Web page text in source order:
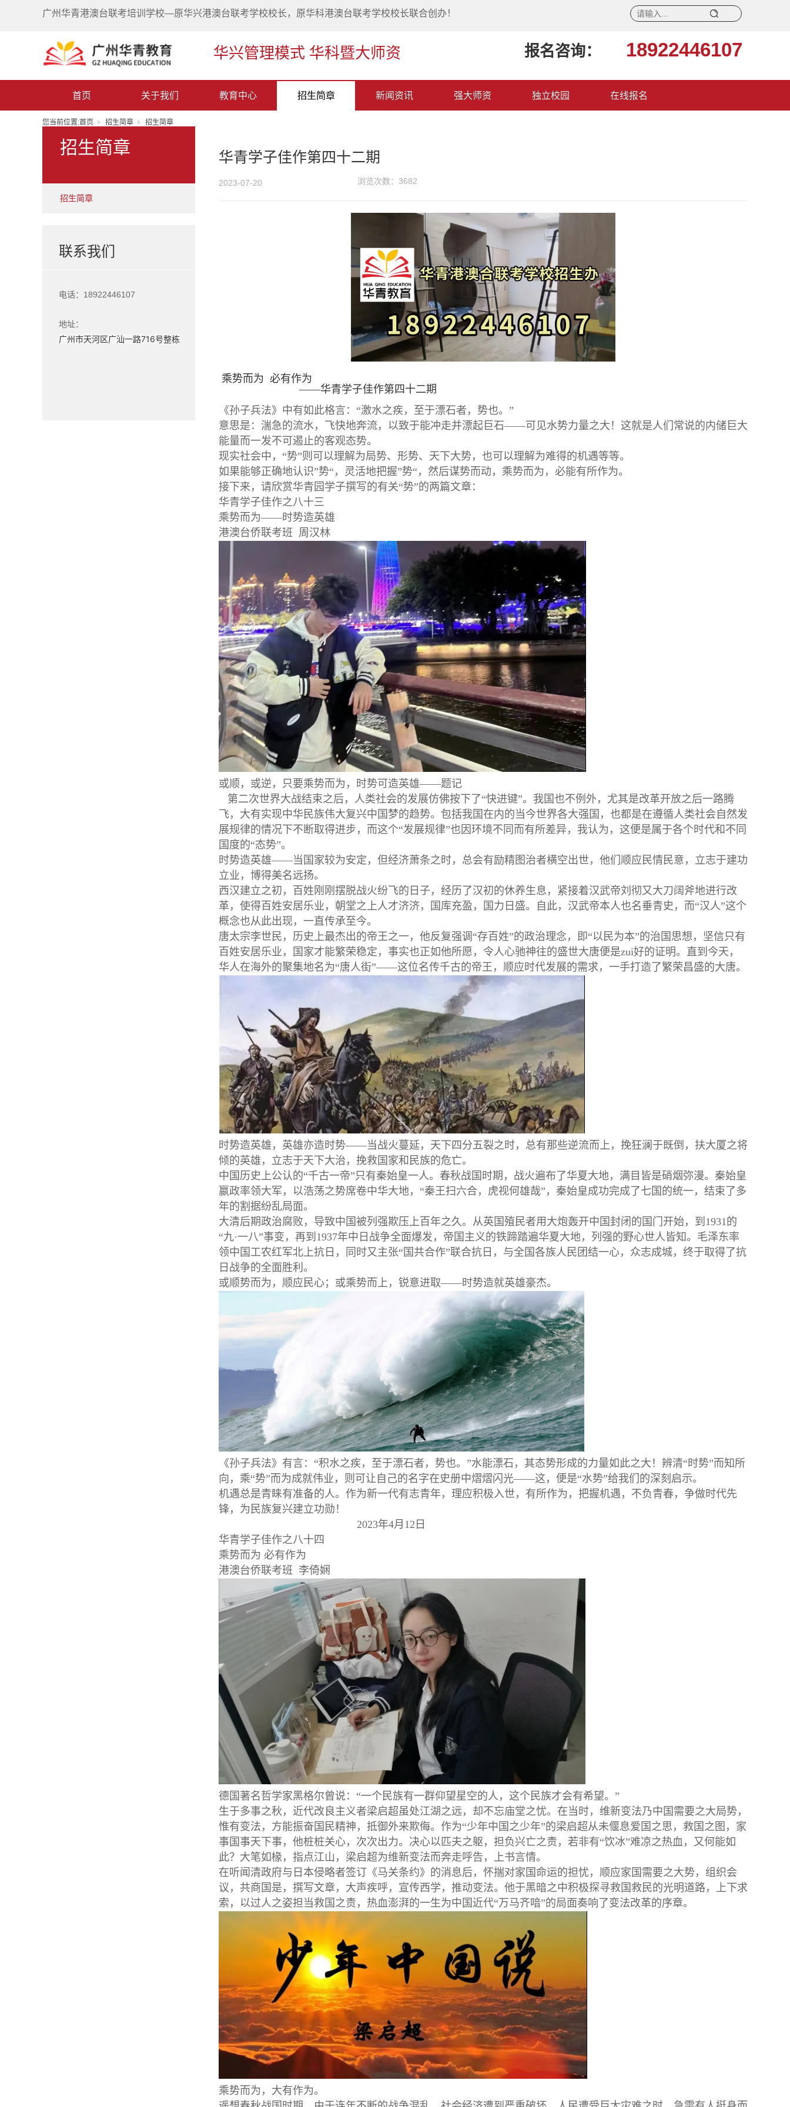
广州华青港澳台联考培训学校—原华兴港澳台联考学校校长，原华科港澳台联考学校校长联合创办！
华兴管理模式 华科暨大师资 报名咨询： 18922446107
首页 关于我们 教育中心 招生简章 新闻资讯 强大师资 独立校园 在线报名
您当前位置:首页 招生简章 招生简章
招生简章
招生简章
联系我们
电话：18922446107
地址：
广州市天河区广汕一路716号整栋
华青学子佳作第四十二期
2023-07-20 浏览次数：3682
乘势而为 必有作为
——华青学子佳作第四十二期
《孙子兵法》中有如此格言：“激水之疾，至于漂石者，势也。”
意思是：湍急的流水，飞快地奔流，以致于能冲走并漂起巨石——可见水势力量之大！这就是人们常说的内储巨大
能量而一发不可遏止的客观态势。
现实社会中，“势”则可以理解为局势、形势、天下大势，也可以理解为难得的机遇等等。
如果能够正确地认识”势“，灵活地把握”势“，然后谋势而动，乘势而为，必能有所作为。
接下来，请欣赏华青园学子撰写的有关“势”的两篇文章：
华青学子佳作之八十三
乘势而为——时势造英雄
港澳台侨联考班 周汉林
或顺，或逆，只要乘势而为，时势可造英雄——题记
第二次世界大战结束之后，人类社会的发展仿佛按下了“快进键”。我国也不例外，尤其是改革开放之后一路腾
飞，大有实现中华民族伟大复兴中国梦的趋势。包括我国在内的当今世界各大强国，也都是在遵循人类社会自然发
展规律的情况下不断取得进步，而这个“发展规律”也因环境不同而有所差异，我认为，这便是属于各个时代和不同
国度的“态势”。
时势造英雄——当国家较为安定，但经济萧条之时，总会有励精图治者横空出世，他们顺应民情民意，立志于建功
立业，博得美名远扬。
西汉建立之初，百姓刚刚摆脱战火纷飞的日子，经历了汉初的休养生息，紧接着汉武帝刘彻又大刀阔斧地进行改
革，使得百姓安居乐业，朝堂之上人才济济，国库充盈，国力日盛。自此，汉武帝本人也名垂青史，而“汉人”这个
概念也从此出现，一直传承至今。
唐太宗李世民，历史上最杰出的帝王之一，他反复强调“存百姓”的政治理念，即“以民为本”的治国思想，坚信只有
百姓安居乐业，国家才能繁荣稳定，事实也正如他所愿，令人心驰神往的盛世大唐便是zui好的证明。直到今天，
华人在海外的聚集地名为“唐人街”——这位名传千古的帝王，顺应时代发展的需求，一手打造了繁荣昌盛的大唐。
时势造英雄，英雄亦造时势——当战火蔓延，天下四分五裂之时，总有那些逆流而上，挽狂澜于既倒，扶大厦之将
倾的英雄，立志于天下大治，挽救国家和民族的危亡。
中国历史上公认的“千古一帝”只有秦始皇一人。春秋战国时期，战火遍布了华夏大地，满目皆是硝烟弥漫。秦始皇
嬴政率领大军，以浩荡之势席卷中华大地，“秦王扫六合，虎视何雄哉”，秦始皇成功完成了七国的统一，结束了多
年的割据纷乱局面。
大清后期政治腐败，导致中国被列强欺压上百年之久。从英国殖民者用大炮轰开中国封闭的国门开始，到1931的
“九·一八”事变，再到1937年中日战争全面爆发，帝国主义的铁蹄踏遍华夏大地，列强的野心世人皆知。毛泽东率
领中国工农红军北上抗日，同时又主张“国共合作”联合抗日，与全国各族人民团结一心，众志成城，终于取得了抗
日战争的全面胜利。
或顺势而为，顺应民心；或乘势而上，锐意进取——时势造就英雄豪杰。
《孙子兵法》有言：“积水之疾，至于漂石者，势也。”水能漂石，其态势形成的力量如此之大！辨清“时势”而知所
向，乘“势”而为成就伟业，则可让自己的名字在史册中熠熠闪光——这，便是“水势”给我们的深刻启示。
机遇总是青睐有准备的人。作为新一代有志青年，理应积极入世，有所作为，把握机遇，不负青春，争做时代先
锋，为民族复兴建立功勋！
2023年4月12日
华青学子佳作之八十四
乘势而为 必有作为
港澳台侨联考班 李倚娴
德国著名哲学家黑格尔曾说：“一个民族有一群仰望星空的人，这个民族才会有希望。”
生于多事之秋，近代改良主义者梁启超虽处江湖之远，却不忘庙堂之忧。在当时，维新变法乃中国需要之大局势，
惟有变法，方能振奋国民精神，抵御外来欺侮。作为“少年中国之少年”的梁启超从未偃息爱国之思，救国之图，家
事国事天下事，他桩桩关心，次次出力。决心以匹夫之躯，担负兴亡之责，若非有“饮冰”难凉之热血，又何能如
此？大笔如椽，指点江山，梁启超为维新变法而奔走呼告，上书言情。
在听闻清政府与日本侵略者签订《马关条约》的消息后，怀揣对家国命运的担忧，顺应家国需要之大势，组织会
议，共商国是，撰写文章，大声疾呼，宣传西学，推动变法。他于黑暗之中积极探寻救国救民的光明道路，上下求
索，以过人之姿担当救国之责，热血澎湃的一生为中国近代“万马齐喑”的局面奏响了变法改革的序章。
乘势而为，大有作为。